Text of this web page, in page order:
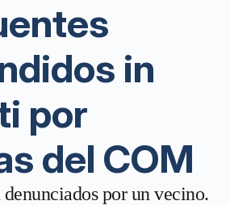
in
por
del COM
por un vecino.